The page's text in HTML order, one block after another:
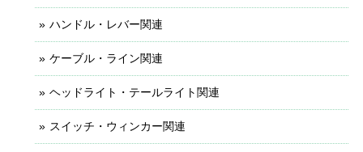
ハンドル・レバー関連
ケーブル・ライン関連
ヘッドライト・テールライト関連
スイッチ・ウィンカー関連